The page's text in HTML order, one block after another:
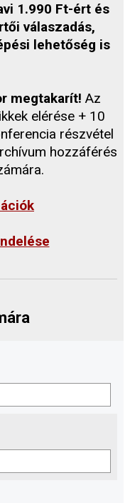
1.990 Ft-ért és
válaszadás,
lehetőség is
megtakarít! Az
elérése + 10
részvétel
hozzáférés